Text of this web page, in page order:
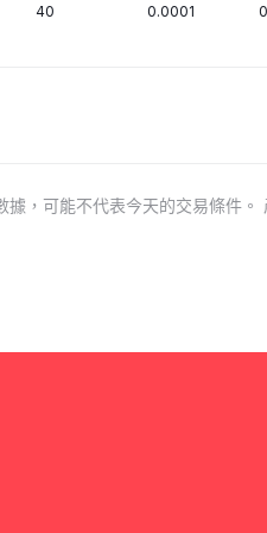
40 0.0001
據，可能不代表今天的交易條件